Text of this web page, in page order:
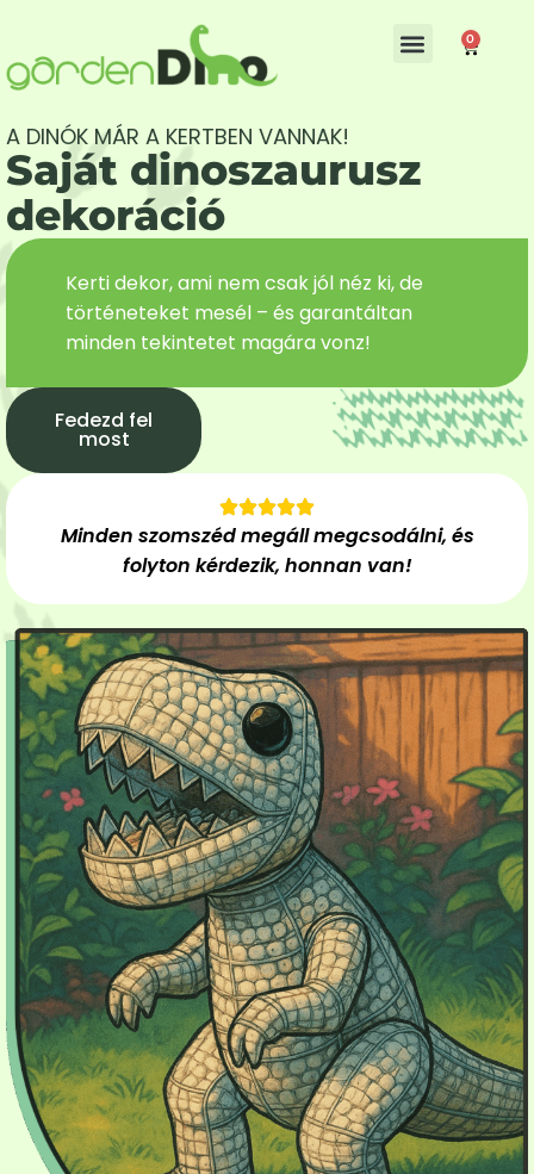
0
A DINÓK MÁR A KERTBEN VANNAK!
Saját dinoszaurusz
dekoráció
Kerti dekor, ami nem csak jól néz ki, de
történeteket mesél – és garantáltan
minden tekintetet magára vonz!
Fedezd fel
most
Minden szomszéd megáll megcsodálni, és
folyton kérdezik, honnan van!